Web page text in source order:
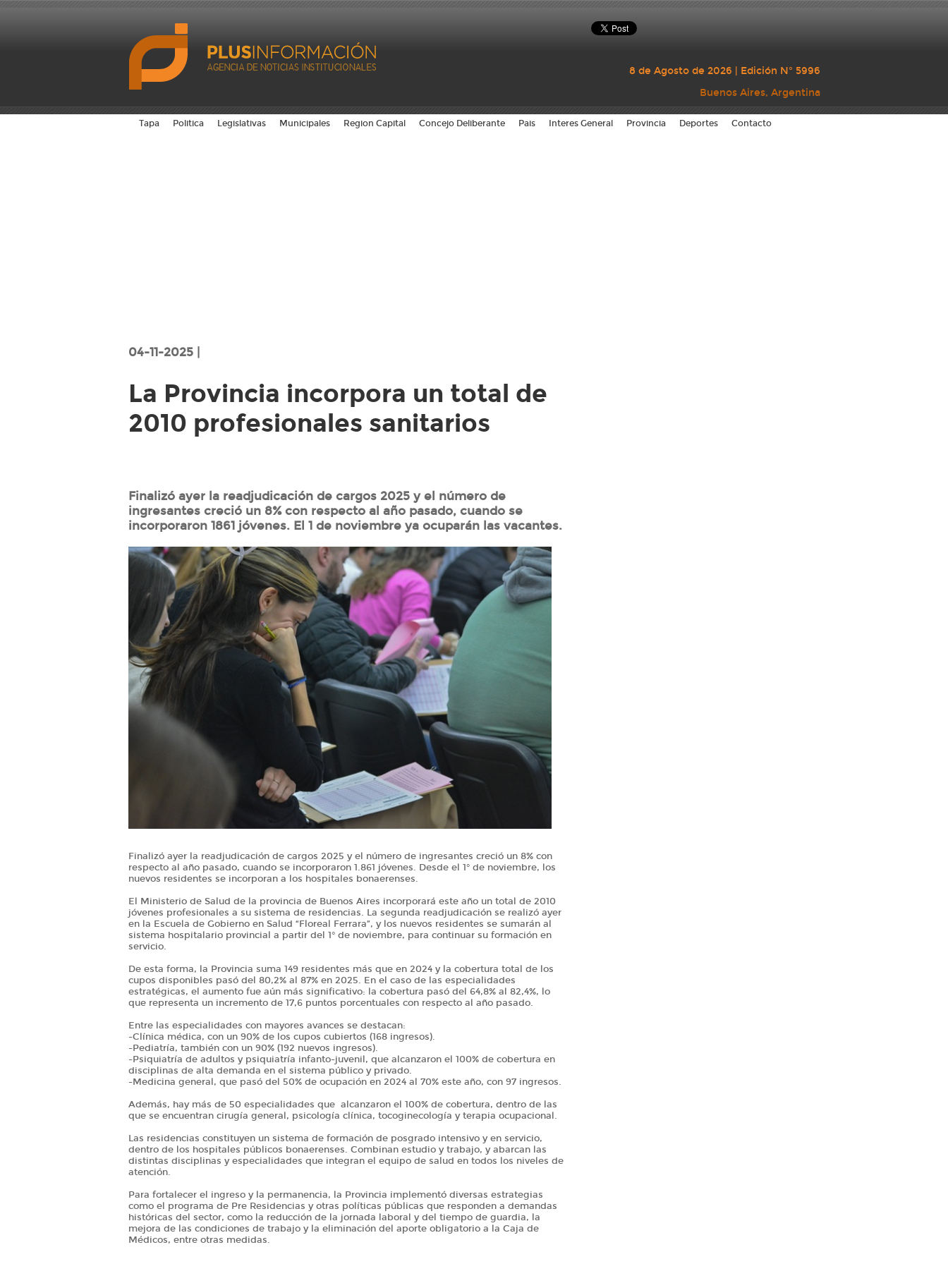
8 de Agosto de 2026 | Edición N° 5996
Buenos Aires, Argentina
Tapa Politica Legislativas Municipales Region Capital Concejo Deliberante Pais Interes General Provincia Deportes Contacto
04-11-2025 |
La Provincia incorpora un total de
2010 profesionales sanitarios
Finalizó ayer la readjudicación de cargos 2025 y el número de
ingresantes creció un 8% con respecto al año pasado, cuando se
incorporaron 1861 jóvenes. El 1 de noviembre ya ocuparán las vacantes.
Finalizó ayer la readjudicación de cargos 2025 y el número de ingresantes creció un 8% con
respecto al año pasado, cuando se incorporaron 1.861 jóvenes. Desde el 1° de noviembre, los
nuevos residentes se incorporan a los hospitales bonaerenses.
El Ministerio de Salud de la provincia de Buenos Aires incorporará este año un total de 2010
jóvenes profesionales a su sistema de residencias. La segunda readjudicación se realizó ayer
en la Escuela de Gobierno en Salud “Floreal Ferrara”, y los nuevos residentes se sumarán al
sistema hospitalario provincial a partir del 1° de noviembre, para continuar su formación en
servicio.
De esta forma, la Provincia suma 149 residentes más que en 2024 y la cobertura total de los
cupos disponibles pasó del 80,2% al 87% en 2025. En el caso de las especialidades
estratégicas, el aumento fue aún más significativo: la cobertura pasó del 64,8% al 82,4%, lo
que representa un incremento de 17,6 puntos porcentuales con respecto al año pasado.
Entre las especialidades con mayores avances se destacan:
-Clínica médica, con un 90% de los cupos cubiertos (168 ingresos).
-Pediatría, también con un 90% (192 nuevos ingresos).
-Psiquiatría de adultos y psiquiatría infanto-juvenil, que alcanzaron el 100% de cobertura en
disciplinas de alta demanda en el sistema público y privado.
-Medicina general, que pasó del 50% de ocupación en 2024 al 70% este año, con 97 ingresos.
Además, hay más de 50 especialidades que alcanzaron el 100% de cobertura, dentro de las
que se encuentran cirugía general, psicología clínica, tocoginecología y terapia ocupacional.
Las residencias constituyen un sistema de formación de posgrado intensivo y en servicio,
dentro de los hospitales públicos bonaerenses. Combinan estudio y trabajo, y abarcan las
distintas disciplinas y especialidades que integran el equipo de salud en todos los niveles de
atención.
Para fortalecer el ingreso y la permanencia, la Provincia implementó diversas estrategias
como el programa de Pre Residencias y otras políticas públicas que responden a demandas
históricas del sector, como la reducción de la jornada laboral y del tiempo de guardia, la
mejora de las condiciones de trabajo y la eliminación del aporte obligatorio a la Caja de
Médicos, entre otras medidas.